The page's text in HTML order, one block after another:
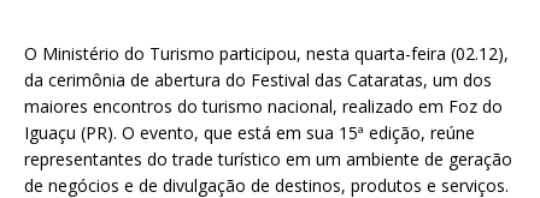
O Ministério do Turismo participou, nesta quarta-feira (02.12),
da cerimônia de abertura do Festival das Cataratas, um dos
maiores encontros do turismo nacional, realizado em Foz do
Iguaçu (PR). O evento, que está em sua 15ª edição, reúne
representantes do trade turístico em um ambiente de geração
de negócios e de divulgação de destinos, produtos e serviços.